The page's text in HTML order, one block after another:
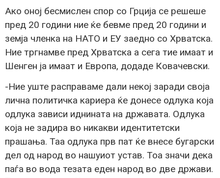
Ако оној бесмислен спор со Грција се решеше
пред 20 години ние ќе бевме пред 20 години и
земја членка на НАТО и ЕУ заедно со Хрватска.
Ние тргнамве пред Хрватска а сега тие имаат и
Шенген ја имаат и Европа, додаде Ковачевски.
-Ние уште расправаме дали некој заради своја
лична политичка кариера ќе донесе одлука која
одлука зависи иднината на државата. Одлука
која не задира во никакви идентитетски
прашања. Таа одлука прв пат ќе внесе бугарски
дел од народ во нашуиот устав. Тоа значи дека
паѓа во вода тезата еден народ во две држави.